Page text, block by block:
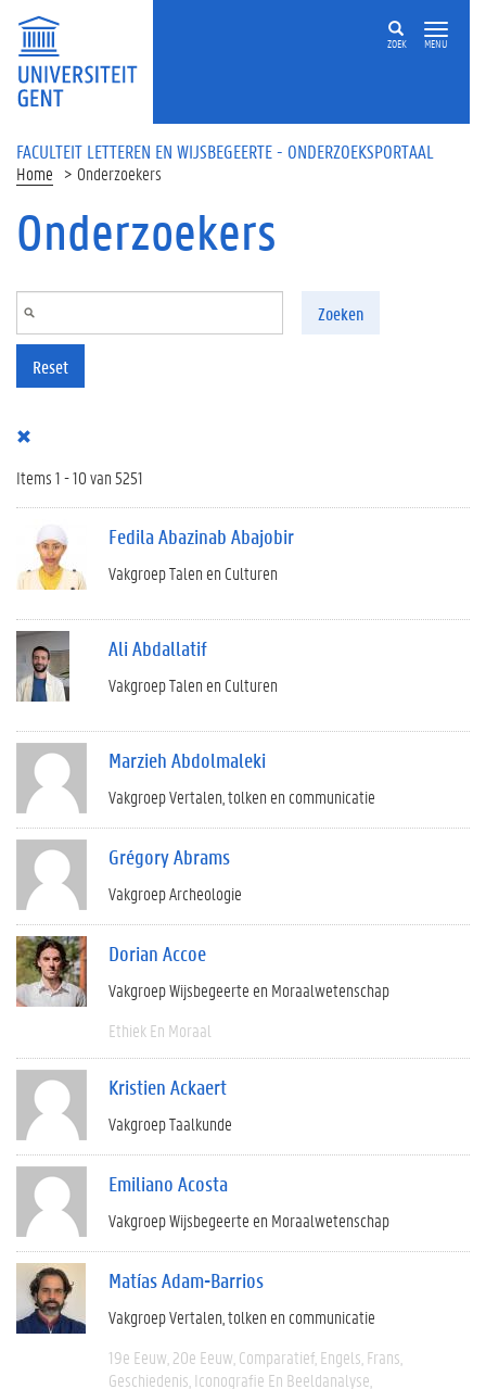
Overslaan en naar de inhoud gaan
ZOEK MENU
FACULTEIT LETTEREN EN WIJSBEGEERTE - ONDERZOEKSPORTAAL
Home Onderzoekers
Onderzoekers
Zoeken
Reset
Items 1 - 10 van 5251
Fedila Abazinab Abajobir
Vakgroep Talen en Culturen
Ali Abdallatif
Vakgroep Talen en Culturen
Marzieh Abdolmaleki
Vakgroep Vertalen, tolken en communicatie
Grégory Abrams
Vakgroep Archeologie
Dorian Accoe
Vakgroep Wijsbegeerte en Moraalwetenschap
Ethiek En Moraal
Kristien Ackaert
Vakgroep Taalkunde
Emiliano Acosta
Vakgroep Wijsbegeerte en Moraalwetenschap
Matías Adam-Barrios
Vakgroep Vertalen, tolken en communicatie
19e Eeuw 20e Eeuw Comparatief Engels Frans
Geschiedenis Iconografie En Beeldanalyse